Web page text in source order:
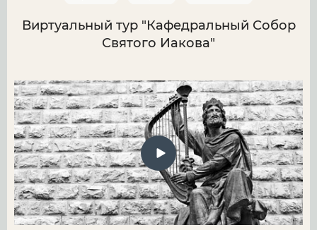
Виртуальный тур "Кафедральный Собор
Святого Иакова"